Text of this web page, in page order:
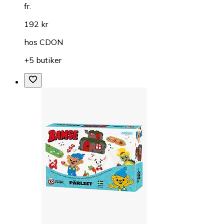
fr.
192 kr
hos CDON
+5 butiker